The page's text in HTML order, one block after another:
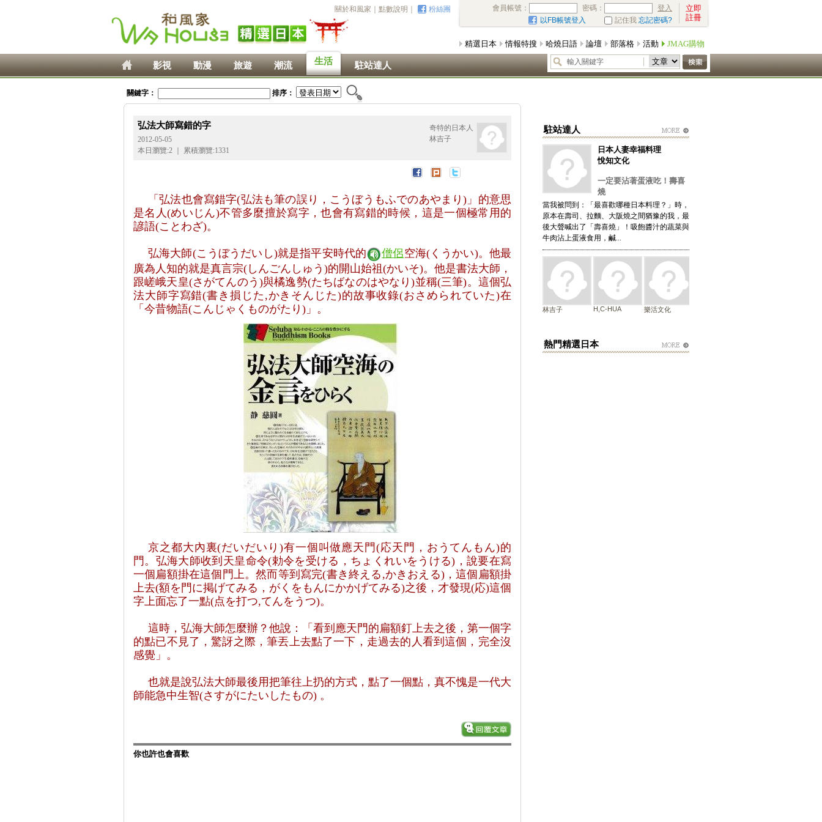
會員帳號： 密碼：
登入
以FB帳號登入
記住我 忘記密碼?
立即
註冊
關於和風家 點數說明 粉絲團
精選日本 情報特搜 哈燒日語 論壇 部落格 活動 JMAG購物
影視 動漫 旅遊 潮流 生活 駐站達人
關鍵字： 排序：
奇特的日本人
林吉子
弘法大師寫錯的字
2012-05-05
本日瀏覽:2 ｜ 累積瀏覽:1331
「弘法也會寫錯字(弘法も筆の誤り，こうぼうもふでのあやまり) 」的意思
是名人(めいじん)不管多麼擅於寫字，也會有寫錯的時候，這是一個極常用的
諺語(ことわざ)。
弘海大師(こうぼうだいし)就是指平安時代的 僧侶空海(くうかい)。他最
廣為人知的就是真言宗( しんごんしゅう )的開山始祖 (かいそ)。 他是書法大師 ，
跟嵯峨天皇(さがてんのう )與橘逸勢(たちばなのはやなり)並稱(三筆)。這個弘
法大師字寫錯(書き損じた ,かきそんじた)的故事收錄(おさめられていた)在
「今昔物語(こんじゃくものがたり ) 」。
京之都大內裏(だいだいり )有一個叫做應天門(応天門，おうてんもん)的
門。弘海大師收到天皇命令(勅令を受ける ， ちょくれいをうける) ，說要在寫
一個扁額掛在這個門上。然而等到寫完(書き終える ,かきおえる)，這個扁額掛
上去(額を門に掲げてみる，がくをもんにかかげてみる)之後，才發現(応)這個
字上面忘了一點(点を打つ,てんをうつ)。
這時，弘海大師怎麼辦？他說：「看到應天門的扁額釘上去之後，第一個字
的點已不見了，驚訝之際，筆丟上去點了一下，走過去的人看到這個，完全沒
感覺」。
也就是說弘法大師最後用把筆往上扔的方式，點了一個點，真不愧是一代大
師能急中生智(さすがにたいしたもの) 。
你也許也會喜歡
駐站達人
日本人妻幸福料理
悅知文化
一定要沾著蛋液吃！壽喜
燒
當我被問到：「最喜歡哪種日本料理？」時，
原本在壽司、拉麵、大阪燒之間猶豫的我，最
後大聲喊出了「壽喜燒」！吸飽醬汁的蔬菜與
牛肉沾上蛋液食用，鹹...
林吉子 H,C-HUA 樂活文化
熱門精選日本